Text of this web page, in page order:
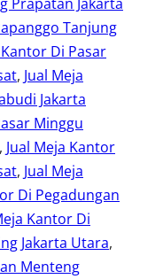
Tanjung
Di Pasar
, Jual Meja
Jakarta
Minggu
, Jual Meja Kantor
, Jual Meja
Di Pegadungan
Kantor Di
Jakarta Utara
Menteng